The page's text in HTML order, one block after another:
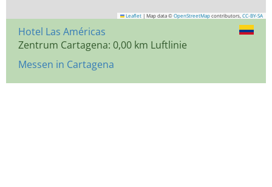
Leaflet | Map data © OpenStreetMap contributors, CC-BY-SA
Hotel Las Américas
Zentrum Cartagena: 0,00 km Luftlinie
Messen in Cartagena